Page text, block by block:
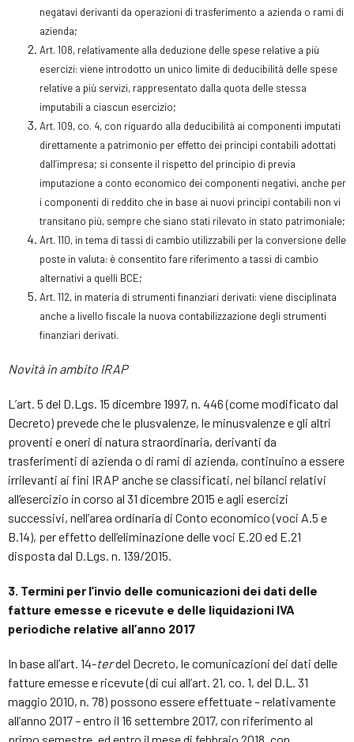
negatavi derivanti da operazioni di trasferimento a azienda o rami di
azienda;
Art. 108, relativamente alla deduzione delle spese relative a più
esercizi: viene introdotto un unico limite di deducibilità delle spese
relative a più servizi, rappresentato dalla quota delle stessa
imputabili a ciascun esercizio;
Art. 109, co. 4, con riguardo alla deducibilità ai componenti imputati
direttamente a patrimonio per effetto dei principi contabili adottati
dall’impresa; si consente il rispetto del principio di previa
imputazione a conto economico dei componenti negativi, anche per
i componenti di reddito che in base ai nuovi principi contabili non vi
transitano più, sempre che siano stati rilevato in stato patrimoniale;
Art. 110, in tema di tassi di cambio utilizzabili per la conversione delle
poste in valuta: è consentito fare riferimento a tassi di cambio
alternativi a quelli BCE;
Art. 112, in materia di strumenti finanziari derivati: viene disciplinata
anche a livello fiscale la nuova contabilizzazione degli strumenti
finanziari derivati.
Novità in ambito IRAP
L’art. 5 del D.Lgs. 15 dicembre 1997, n. 446 (come modificato dal
Decreto) prevede che le plusvalenze, le minusvalenze e gli altri
proventi e oneri di natura straordinaria, derivanti da
trasferimenti di azienda o di rami di azienda, continuino a essere
irrilevanti ai fini IRAP anche se classificati, nei bilanci relativi
all’esercizio in corso al 31 dicembre 2015 e agli esercizi
successivi, nell’area ordinaria di Conto economico (voci A.5 e
B.14), per effetto dell’eliminazione delle voci E.20 ed E.21
disposta dal D.Lgs. n. 139/2015.
3. Termini per l’invio delle comunicazioni dei dati delle
fatture emesse e ricevute e delle liquidazioni IVA
periodiche relative all’anno 2017
In base all’art. 14-terdel Decreto, le comunicazioni dei dati delle
fatture emesse e ricevute (di cui all’art. 21, co. 1, del D.L. 31
maggio 2010, n. 78) possono essere effettuate – relativamente
all’anno 2017 – entro il 16 settembre 2017, con riferimento al